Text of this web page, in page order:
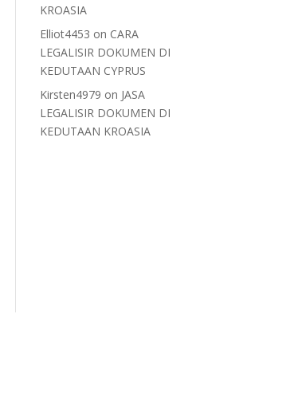
KROASIA
Elliot4453 on CARA
LEGALISIR DOKUMEN DI
KEDUTAAN CYPRUS
Kirsten4979 on JASA
LEGALISIR DOKUMEN DI
KEDUTAAN KROASIA